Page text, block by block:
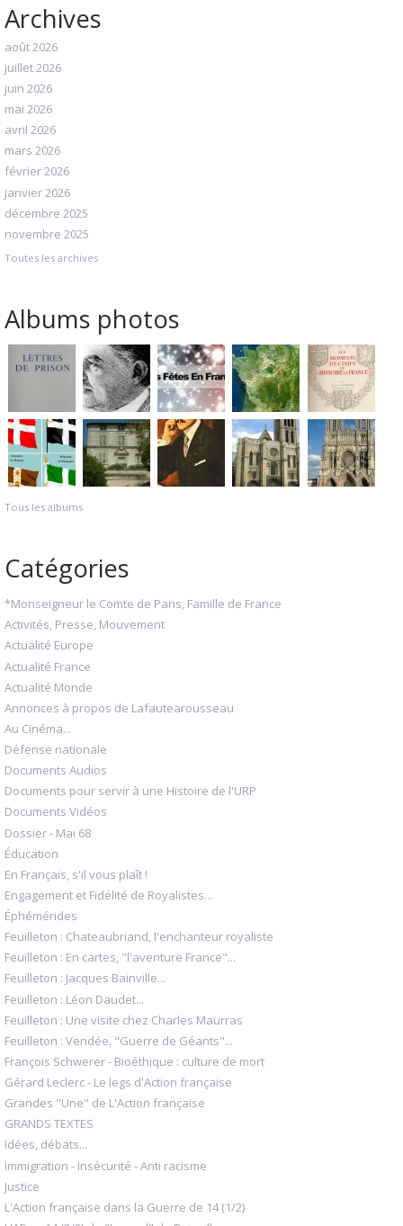
Archives
août 2026
juillet 2026
juin 2026
mai 2026
avril 2026
mars 2026
février 2026
janvier 2026
décembre 2025
novembre 2025
Toutes les archives
Albums photos
Tous les albums
Catégories
*Monseigneur le Comte de Paris, Famille de France
Activités, Presse, Mouvement
Actualité Europe
Actualité France
Actualité Monde
Annonces à propos de Lafautearousseau
Au Cinéma...
Défense nationale
Documents Audios
Documents pour servir à une Histoire de l'URP
Documents Vidéos
Dossier - Mai 68
Éducation
En Français, s'il vous plaît !
Engagement et Fidélité de Royalistes...
Éphémérides
Feuilleton : Chateaubriand, l'enchanteur royaliste
Feuilleton : En cartes, "l'aventure France"...
Feuilleton : Jacques Bainville...
Feuilleton : Léon Daudet...
Feuilleton : Une visite chez Charles Maurras
Feuilleton : Vendée, "Guerre de Géants"...
François Schwerer - Bioéthique : culture de mort
Gérard Leclerc - Le legs d'Action française
Grandes "Une" de L'Action française
GRANDS TEXTES
Idées, débats...
Immigration - Insécurité - Anti racisme
Justice
L'Action française dans la Guerre de 14 (1/2)